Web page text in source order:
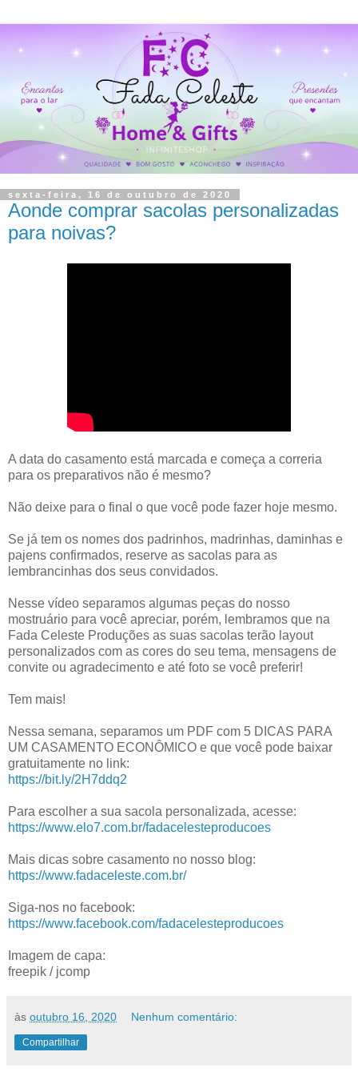
sexta-feira, 16 de outubro de 2020
Aonde comprar sacolas personalizadas
para noivas?
A data do casamento está marcada e começa a correria
para os preparativos não é mesmo?
Não deixe para o final o que você pode fazer hoje mesmo.
Se já tem os nomes dos padrinhos, madrinhas, daminhas e
pajens confirmados, reserve as sacolas para as
lembrancinhas dos seus convidados.
Nesse vídeo separamos algumas peças do nosso
mostruário para você apreciar, porém, lembramos que na
Fada Celeste Produções as suas sacolas terão layout
personalizados com as cores do seu tema, mensagens de
convite ou agradecimento e até foto se você preferir!
Tem mais!
Nessa semana, separamos um PDF com 5 DICAS PARA
UM CASAMENTO ECONÔMICO e que você pode baixar
gratuitamente no link:
https://bit.ly/2H7ddq2
Para escolher a sua sacola personalizada, acesse:
https://www.elo7.com.br/fadacelesteproducoes
Mais dicas sobre casamento no nosso blog:
https://www.fadaceleste.com.br/
Siga-nos no facebook:
https://www.facebook.com/fadacelesteproducoes
Imagem de capa:
freepik / jcomp
às outubro 16, 2020 Nenhum comentário:
Compartilhar